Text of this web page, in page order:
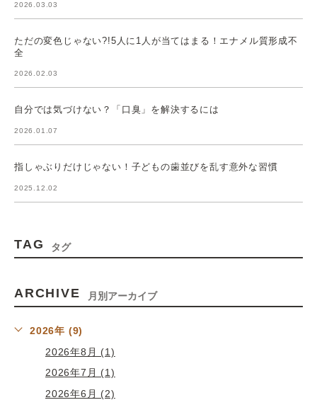
2026.03.03
ただの変色じゃない?!5人に1人が当てはまる！エナメル質形成不
全
2026.02.03
自分では気づけない？「口臭」を解決するには
2026.01.07
指しゃぶりだけじゃない！子どもの歯並びを乱す意外な習慣
2025.12.02
TAG タグ
ARCHIVE 月別アーカイブ
2026年 (9)
2026年8月 (1)
2026年7月 (1)
2026年6月 (2)